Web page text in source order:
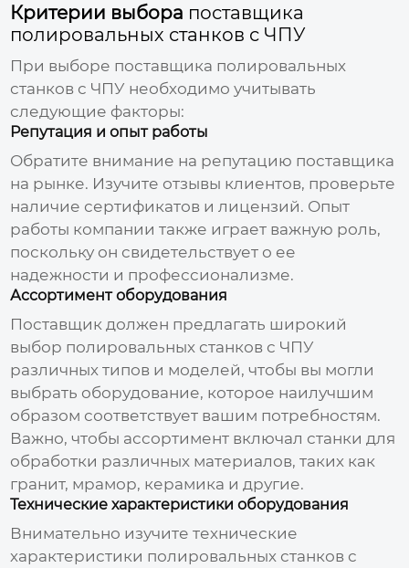
Критерии выбора поставщика
полировальных станков с ЧПУ
При выборе поставщика полировальных
станков с ЧПУ необходимо учитывать
следующие факторы:
Репутация и опыт работы
Обратите внимание на репутацию поставщика
на рынке. Изучите отзывы клиентов, проверьте
наличие сертификатов и лицензий. Опыт
работы компании также играет важную роль,
поскольку он свидетельствует о ее
надежности и профессионализме.
Ассортимент оборудования
Поставщик должен предлагать широкий
выбор полировальных станков с ЧПУ
различных типов и моделей, чтобы вы могли
выбрать оборудование, которое наилучшим
образом соответствует вашим потребностям.
Важно, чтобы ассортимент включал станки для
обработки различных материалов, таких как
гранит, мрамор, керамика и другие.
Технические характеристики оборудования
Внимательно изучите технические
характеристики полировальных станков с